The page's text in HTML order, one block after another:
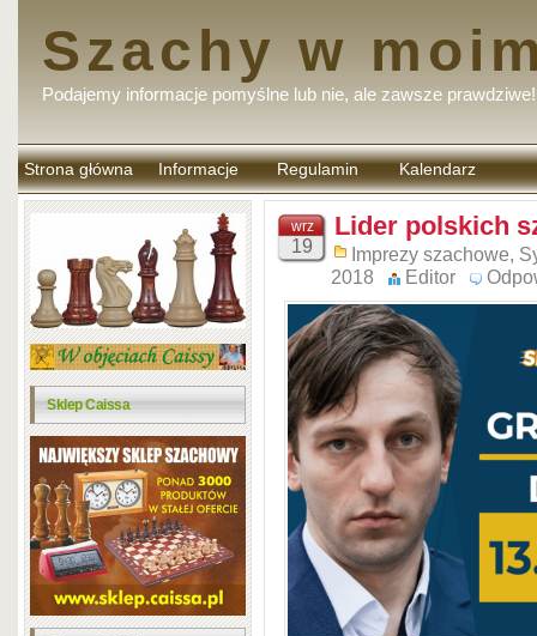
Szachy w
Podajemy informacje pomyślne lub nie, ale zawsze prawdziwe!
Strona główna Informacje Regulamin
komentarzy
Kalendarz
Sklep Caissa
wrz
19
Lider polskich
Imprezy szachowe,
2018
Editor